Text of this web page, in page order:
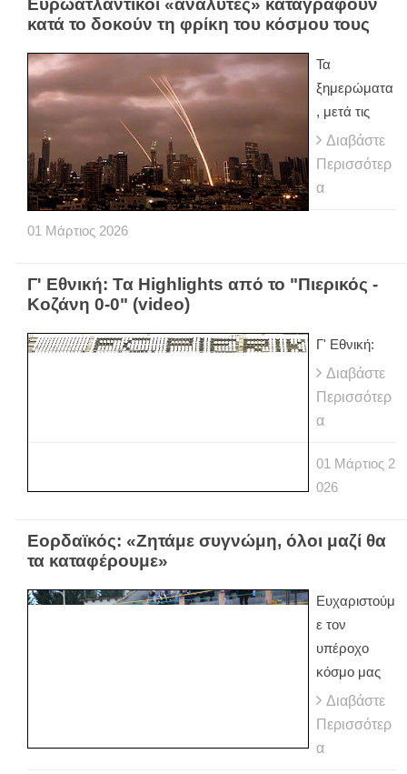
Ευρωατλαντικοί «αναλυτές» καταγράφουν
κατά το δοκούν τη φρίκη του κόσμου τους
Τα
ξημερώματα
, μετά τις
Διαβάστε
Περισσότερ
α
01 Μάρτιος 2026
Γ' Εθνική: Τα Highlights από το "Πιερικός -
Κοζάνη 0-0" (video)
Γ' Εθνική:
Διαβάστε
Περισσότερ
α
01 Μάρτιος 2
026
Εορδαϊκός: «Ζητάμε συγνώμη, όλοι μαζί θα
τα καταφέρουμε»
Ευχαριστούμ
ε τον
υπέροχο
κόσμο μας
Διαβάστε
Περισσότερ
α